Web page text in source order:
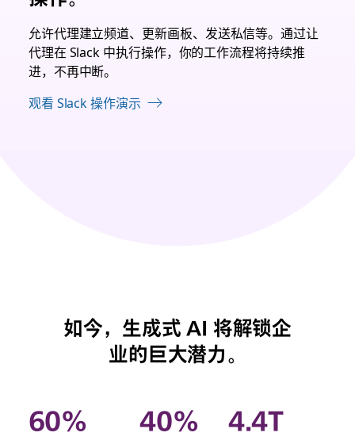
允许代理建立频道、更新画板、发送私信等。通过让
代理在 Slack 中执行操作，你的工作流程将持续推
进，不再中断。
观看 Slack 操作演示
如今，生成式 AI 将解锁企
业的巨大潜力。
60% 40% 4.4T